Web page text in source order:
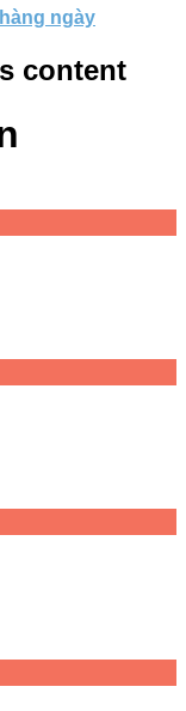
ngày
content